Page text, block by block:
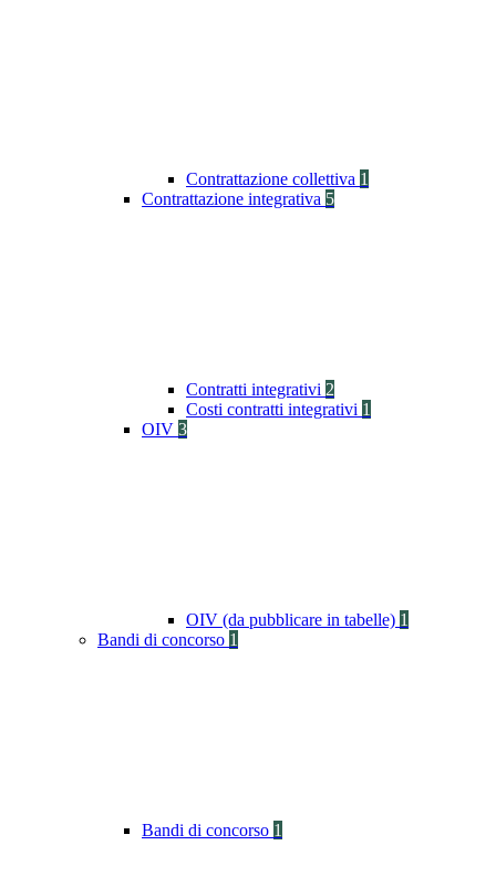
Contrattazione collettiva 1
Contrattazione integrativa 5
Contratti integrativi 2
Costi contratti integrativi 1
OIV 3
OIV (da pubblicare in tabelle) 1
Bandi di concorso 1
Bandi di concorso 1